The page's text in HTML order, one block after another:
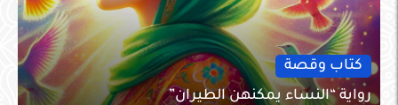
كتاب وقصة
رواية “النساء يمكنهن الطيران”